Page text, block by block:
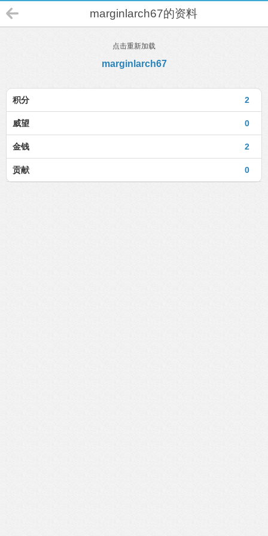
marginlarch67的资料
点击重新加载
marginlarch67
2
积分
0
威望
2
金钱
0
贡献